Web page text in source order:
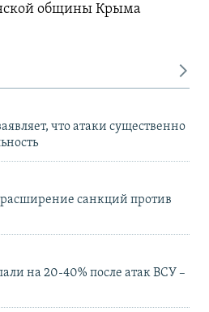
общины Крыма
что атаки существенно
санкций против
на 20-40% после атак ВСУ –